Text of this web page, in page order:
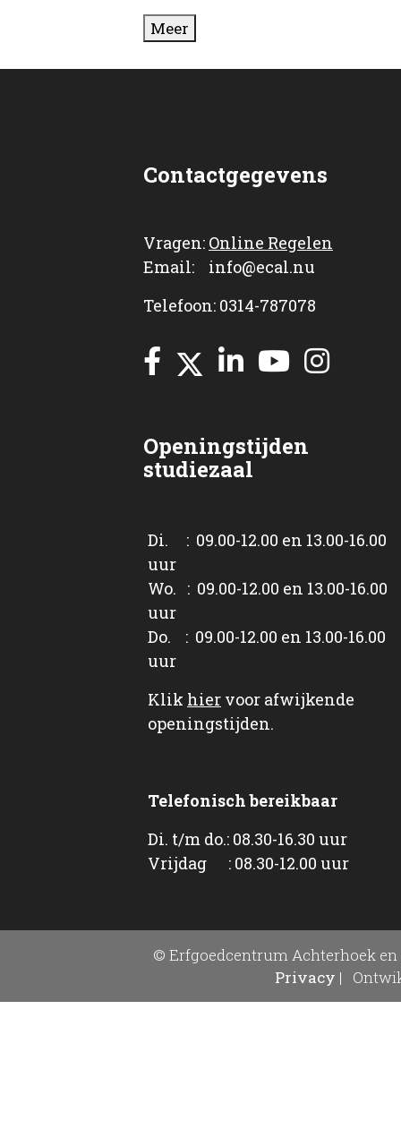
Meer
Contactgegevens
Vragen: Online Regelen
Email: info@ecal.nu
Telefoon: 0314-787078
Openingstijden
studiezaal
Di. : 09.00-12.00 en 13.00-16.00
uur
Wo. : 09.00-12.00 en 13.00-16.00
uur
Do. : 09.00-12.00 en 13.00-16.00
uur
Klik hier voor afwijkende
openingstijden.
Telefonisch bereikbaar
Di. t/m do.: 08.30-16.30 uur
Vrijdag : 08.30-12.00 uur
© Erfgoedcentrum Achterhoek en
Privacy |